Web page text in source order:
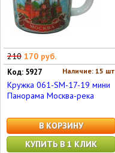
210 170 руб.
Наличие: 15 шт
Код: 5927
Кружка 061-SM-17-19 мини
Панорама Москва-река
В КОРЗИНУ
КУПИТЬ В 1 КЛИК